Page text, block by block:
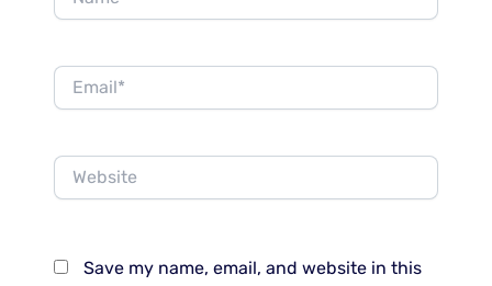
Email*
Website
Save my name, email, and website in this